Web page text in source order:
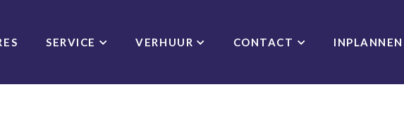
SERVICE VERHUUR CONTACT INPLANNEN